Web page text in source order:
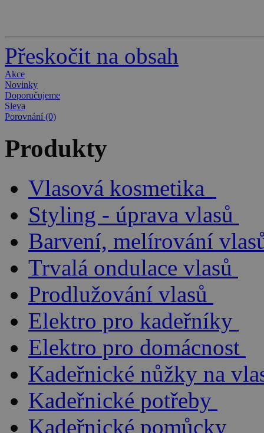
Přeskočit na obsah
Akce
Novinky
Doporučujeme
Sleva
Porovnání (0)
Produkty
Vlasová kosmetika
Styling - úprava vlasů
Barvení, melírování
Trvalá ondulace vlasů
Prodlužování vlasů
Elektro pro kadeřníky
Elektro pro domácnost
Kadeřnické nůžky na
Kadeřnické potřeby
Kadeřnické pomůcky